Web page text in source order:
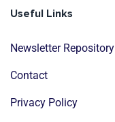
Useful Links
Newsletter Repository
Contact
Privacy Policy